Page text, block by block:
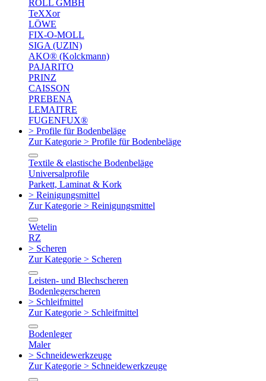
ROLL GMBH
TeXXor
LÖWE
FIX-O-MOLL
SIGA (UZIN)
AKO® (Kolckmann)
PAJARITO
PRINZ
CAISSON
PREBENA
LEMAITRE
FUGENFUX®
> Profile für Bodenbeläge
Zur Kategorie > Profile für Bodenbeläge
Textile & elastische Bodenbeläge
Universalprofile
Parkett, Laminat & Kork
> Reinigungsmittel
Zur Kategorie > Reinigungsmittel
Wetelin
RZ
> Scheren
Zur Kategorie > Scheren
Leisten- und Blechscheren
Bodenlegerscheren
> Schleifmittel
Zur Kategorie > Schleifmittel
Bodenleger
Maler
> Schneidewerkzeuge
Zur Kategorie > Schneidewerkzeuge